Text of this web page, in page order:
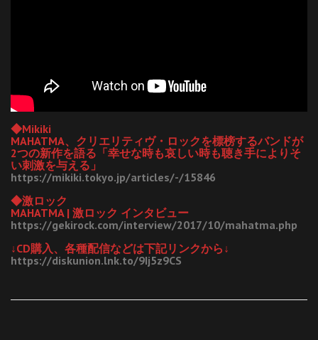
◆Mikiki
MAHATMA、クリエリティヴ・ロックを標榜するバンドが
2つの新作を語る「幸せな時も哀しい時も聴き手によりそ
い刺激を与える」
https://mikiki.tokyo.jp/articles/-/15846
◆激ロック
MAHATMA | 激ロック インタビュー
https://gekirock.com/interview/2017/10/mahatma.php
↓CD購入、各種配信などは下記リンクから↓
https://diskunion.lnk.to/9Ij5z9CS